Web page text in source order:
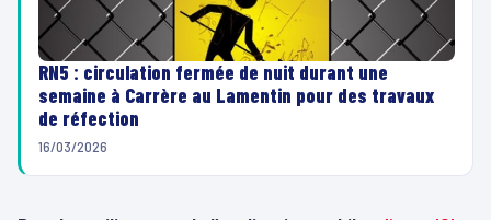
RN5 : circulation fermée de nuit durant une
semaine à Carrère au Lamentin pour des travaux
de réfection
16/03/2026